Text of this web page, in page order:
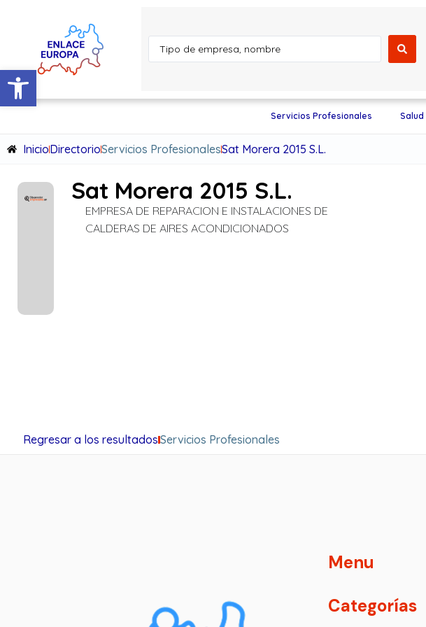
Abrir barra de herramientas
Servicios Profesionales
InicioDirectorioServicios ProfesionalesSat Morera 2015 S.L.
Sat Morera 2015 S.L.
EMPRESA DE REPARACION E INSTALACIONES DE
CALDERAS DE AIRES ACONDICIONADOS
Regresar a los resultadosServicios Profesionales
Menu
Categorías